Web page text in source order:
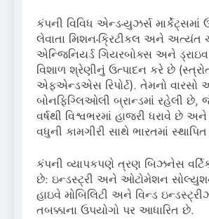
કંપની વિવિધ એન્ડ-યુઝર્સ માર્કેટ્સમાં
લેવાતા મિશન-ક્રિટીકલ અને અત્યંત
એન્જિનિયર્ડ ગિયરબોક્સ અને
વિશાળ શ્રેણીનું ઉત્પાદન કરે છે
એફએન્ડએસ રિપોર્ટ). તેમનો વારસો
બોનફિગ્લિઓલી બ્રાન્ડમાં રહેલી
વર્ષથી વિશ્વભરમાં હાજરી ધરાવે છે અને
વધુની કામગીરી સાથે ભારતમાં
કંપની વ્યાપકપણે ત્રણ બિઝનેસ
છે: ઇન્ડસ્ટ્રી અને ઓટોમેશન
હાઇવે મોબિલિટી અને વિન્ડ
તબક્કાના ઉપયોગો પર આધારિત છે.